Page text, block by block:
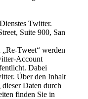
Twitter.
Suite 900, San
Tweet“ werden
Account
Dabei
Über den Inhalt
Daten durch
finden Sie in